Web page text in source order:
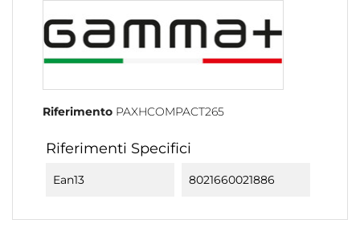
Riferimento PAXHCOMPACT265
Riferimenti Specifici
Ean13 8021660021886